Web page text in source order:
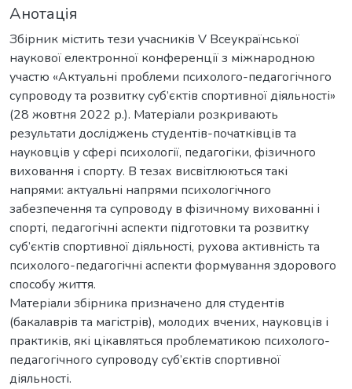
Анотація
Збірник містить тези учасників V Всеукраїнської
наукової електронної конференції з міжнародною
участю «Актуальні проблеми психолого-педагогічного
супроводу та розвитку суб’єктів спортивної діяльності»
(28 жовтня 2022 р.). Матеріали розкривають
результати досліджень студентів-початківців та
науковців у сфері психології, педагогіки, фізичного
виховання і спорту. В тезах висвітлюються такі
напрями: актуальні напрями психологічного
забезпечення та супроводу в фізичному вихованні і
спорті, педагогічні аспекти підготовки та розвитку
суб’єктів спортивної діяльності, рухова активність та
психолого-педагогічні аспекти формування здорового
способу життя.
Матеріали збірника призначено для студентів
(бакалаврів та магістрів), молодих вчених, науковців і
практиків, які цікавляться проблематикою психолого-
педагогічного супроводу суб’єктів спортивної
діяльності.